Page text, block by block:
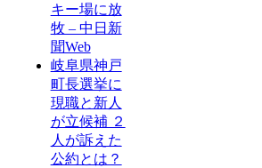
キー場に放
牧 – 中日新
聞Web
岐阜県神戸
町長選挙に
現職と新人
が立候補 ２
人が訴えた
公約とは？